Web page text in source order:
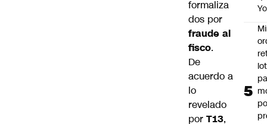
formaliza
dos por
fraude al
fisco.
De
acuerdo a
lo
revelado
por T13,